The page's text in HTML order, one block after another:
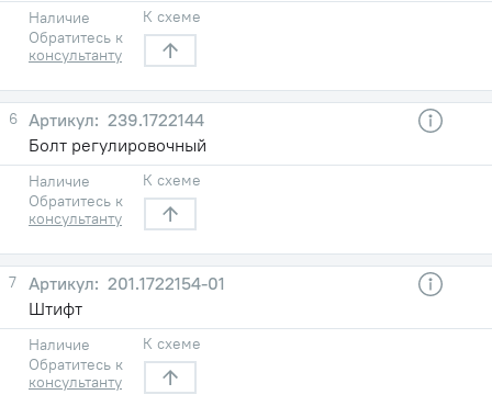
Наличие
Обратитесь к
консультанту
К схеме
6
239.1722144
Болт регулировочный
Наличие
Обратитесь к
консультанту
К схеме
7
201.1722154-01
Штифт
Наличие
Обратитесь к
консультанту
К схеме